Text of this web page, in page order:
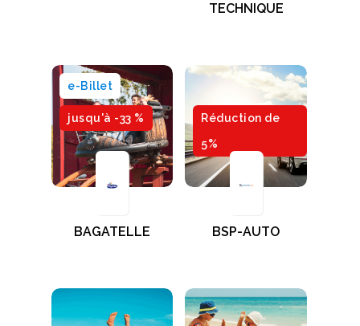
TECHNIQUE
jusqu'à -33 %
e-Billet
BAGATELLE
Réduction de
5%
BSP-AUTO